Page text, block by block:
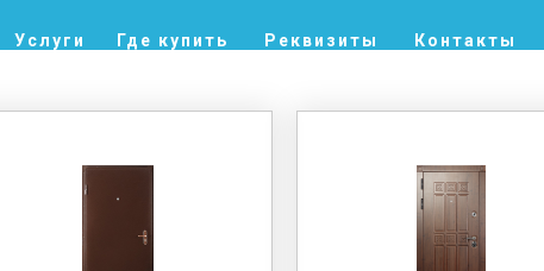
Услуги Где купить Реквизиты Контакты